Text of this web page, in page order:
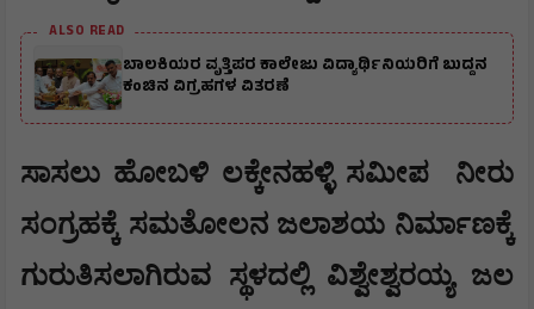
ALSO READ
ಬಾಲಕಿಯರ ವೃತ್ತಿಪರ ಕಾಲೇಜು ವಿದ್ಯಾರ್ಥಿನಿಯರಿಗೆ ಬುದ್ದನ
ಕಂಚಿನ ವಿಗ್ರಹಗಳ ವಿತರಣೆ
ಸಾಸಲು ಹೋಬಳಿ ಲಕ್ಕೇನಹಳ್ಳಿ ಸಮೀಪ
ನೀರು
ಸಂಗ್ರಹಕ್ಕೆ ಸಮತೋಲನ ಜಲಾಶಯ ನಿರ್ಮಾಣಕ್ಕೆ
ಗುರುತಿಸಲಾಗಿರುವ ಸ್ಥಳದಲ್ಲಿ ವಿಶ್ವೇಶ್ವರಯ್ಯ ಜಲ